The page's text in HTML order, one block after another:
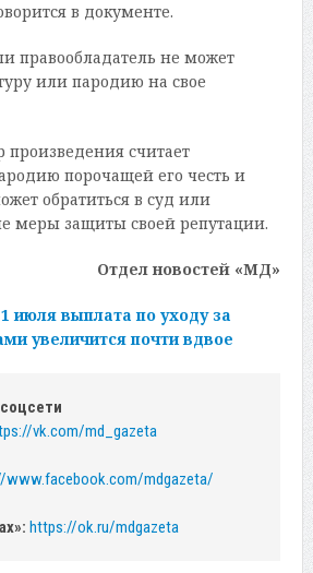
в документе.
правообладатель не может
или пародию на свое
произведения считает
порочащей его честь и
обратиться в суд или
меры защиты своей репутации.
Отдел новостей «МД»
июля выплата по уходу за
увеличится почти вдвое
vk.com/md_gazeta
www.facebook.com/mdgazeta/
https://ok.ru/mdgazeta